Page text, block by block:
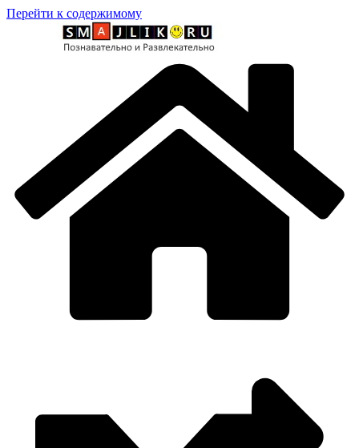
Перейти к содержимому